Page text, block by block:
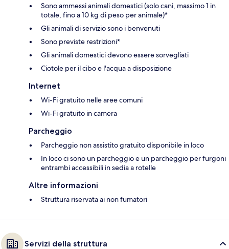
Sono ammessi animali domestici (solo cani, massimo 1 in
totale, fino a 10 kg di peso per animale)*
Gli animali di servizio sono i benvenuti
Sono previste restrizioni*
Gli animali domestici devono essere sorvegliati
Ciotole per il cibo e l'acqua a disposizione
Internet
Wi-Fi gratuito nelle aree comuni
Wi-Fi gratuito in camera
Parcheggio
Parcheggio non assistito gratuito disponibile in loco
In loco ci sono un parcheggio e un parcheggio per furgoni
entrambi accessibili in sedia a rotelle
Altre informazioni
Struttura riservata ai non fumatori
Servizi della struttura